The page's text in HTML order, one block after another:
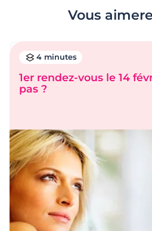
Vous
4 minutes
1er rendez-vous le 14
pas ?